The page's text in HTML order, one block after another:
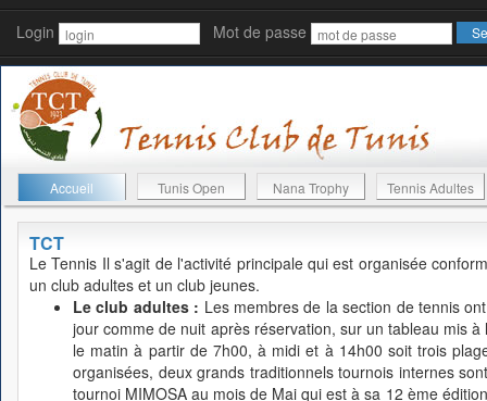
Login Mot de passe
Accueil Tunis Open Nana Trophy Tennis Adultes
TCT
Le Tennis Il s'agit de l'activité principale qui est organisée
un club adultes et un club jeunes.
Le club adultes : Les membres de la section de tennis
jour comme de nuit après réservation, sur un tableau mis
le matin à partir de 7h00, à midi et à 14h00 soit trois
organisées, deux grands traditionnels tournois internes
tournoi MIMOSA au mois de Mai qui est à sa 12 ème